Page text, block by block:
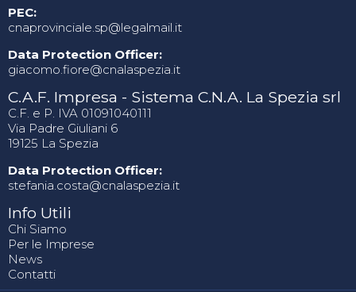
PEC:
cnaprovinciale.sp@legalmail.it
Data Protection Officer:
giacomo.fiore@cnalaspezia.it
C.A.F. Impresa - Sistema C.N.A. La Spezia srl
C.F. e P. IVA 01091040111
Via Padre Giuliani 6
19125 La Spezia
Data Protection Officer:
stefania.costa@cnalaspezia.it
Info Utili
Chi Siamo
Per le Imprese
News
Contatti